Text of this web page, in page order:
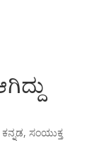
, ಸಂಯುಕ್ತ